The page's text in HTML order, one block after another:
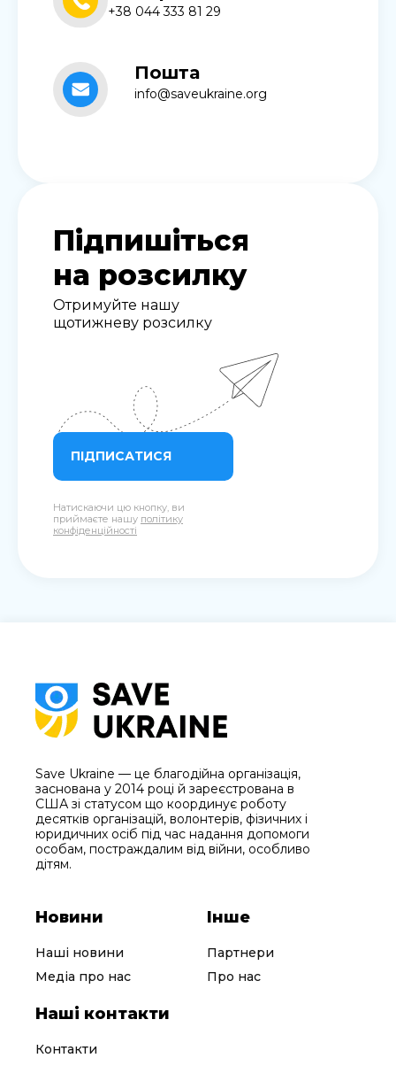
+38 044 333 81 29
Пошта
info@saveukraine.org
Підпишіться
на розсилку
Отримуйте нашу
щотижневу розсилку
ПІДПИСАТИСЯ
Натискаючи цю кнопку, ви
приймаєте нашу політику
конфіденційності
Save Ukraine — це благодійна організація,
заснована у 2014 році й зареєстрована в
США зі статусом що координує роботу
десятків організацій, волонтерів, фізичних і
юридичних осіб під час надання допомоги
особам, постраждалим від війни, особливо
дітям.
Новини
Наші новини
Медіа про нас
Інше
Партнери
Про нас
Наші контакти
Контакти